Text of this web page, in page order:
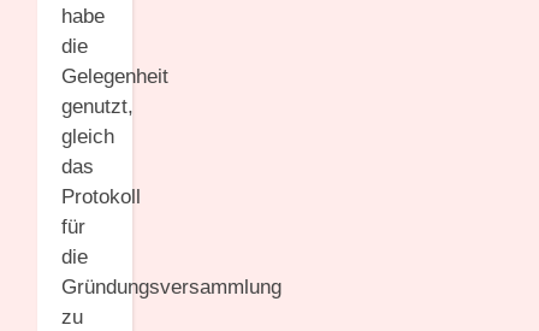
habe
die
Gelegenheit
genutzt,
gleich
das
Protokoll
für
die
Gründungsversammlung
zu